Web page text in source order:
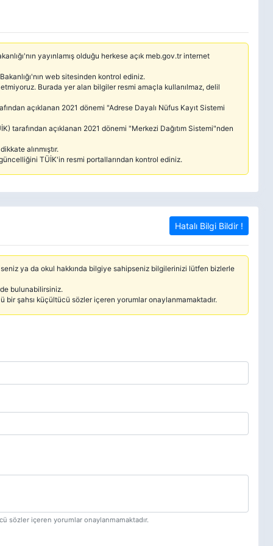
yayınlamış olduğu herkese açık meb.gov.tr internet
web sitesinden kontrol ediniz.
Burada yer alan bilgiler resmi amaçla kullanılmaz, delil
açıklanan 2021 dönemi "Adrese Dayalı Nüfus Kayıt Sistemi
tarafından açıklanan 2021 dönemi "Merkezi Dağıtım Sistemi"nden
alınmıştır.
TÜİK'in resmi portallarından kontrol ediniz.
Hatalı Bilgi Bildir !
ya da okul hakkında bilgiye sahipseniz bilgilerinizi lütfen bizlerle
bulunabilirsiniz.
şahsı küçültücü sözler içeren yorumlar onaylanmamaktadır.
sözler içeren yorumlar onaylanmamaktadır.